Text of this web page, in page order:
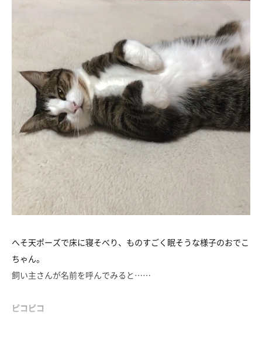
へそ天ポーズで床に寝そべり、ものすごく眠そうな様子のおでこ
ちゃん。
飼い主さんが名前を呼んでみると……
ピコピコ